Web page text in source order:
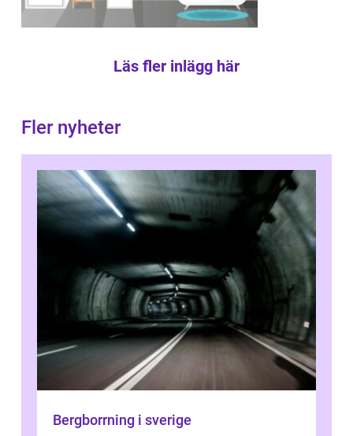
Läs fler inlägg här
Fler nyheter
Bergborrning i sverige